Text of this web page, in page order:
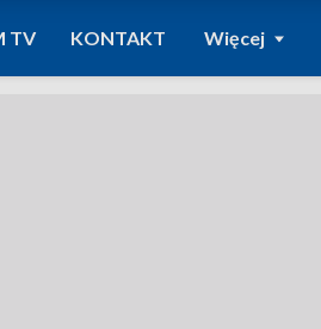
TV KONTAKT Więcej